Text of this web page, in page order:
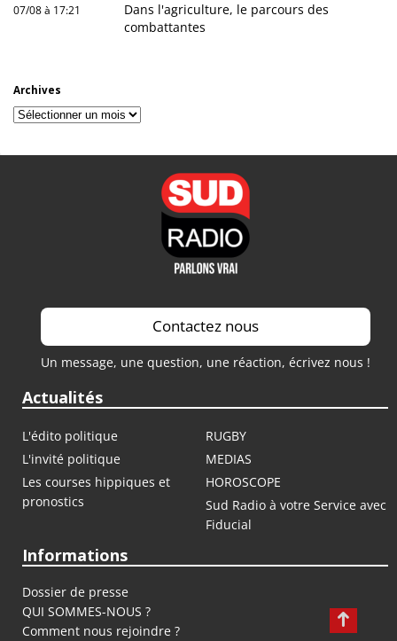
07/08 à 17:21
Dans l'agriculture, le parcours des
combattantes
Archives
Archives
Contactez nous
Un message, une question, une réaction, écrivez nous !
Actualités
L'édito politique
RUGBY
L'invité politique
MEDIAS
Les courses hippiques et
pronostics
HOROSCOPE
Sud Radio à votre Service avec
Fiducial
Informations
Dossier de presse
QUI SOMMES-NOUS ?
Comment nous rejoindre ?